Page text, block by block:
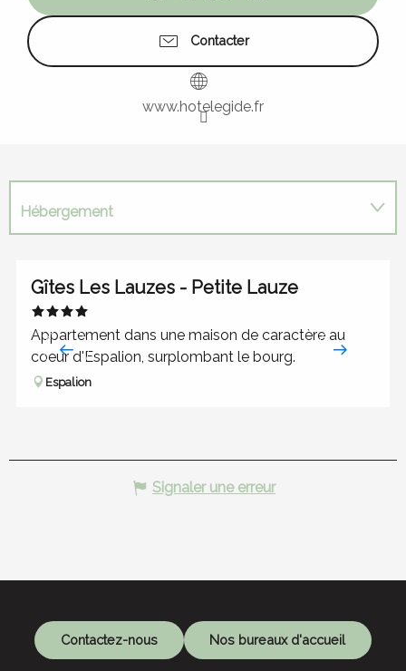
Contacter
www.hotelegide.fr
Hébergement
Gîtes Les Lauzes - Petite Lauze
Appartement dans une maison de caractère au
coeur d'Espalion, surplombant le bourg.
Espalion
Signaler une erreur
Contactez-nous Nos bureaux d'accueil